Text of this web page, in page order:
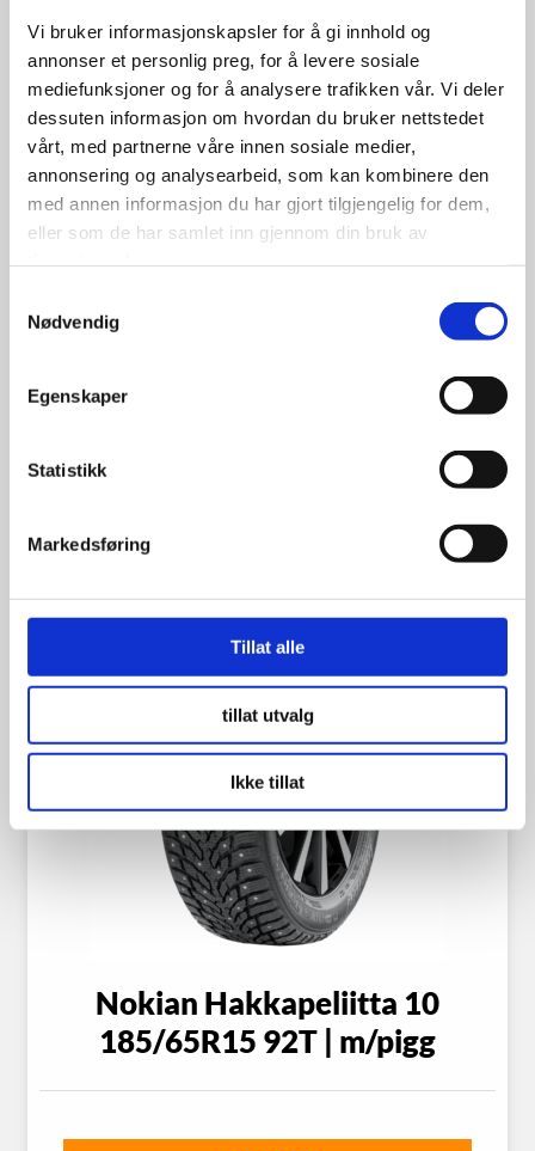
Vi bruker informasjonskapsler for å gi innhold og
annonser et personlig preg, for å levere sosiale
mediefunksjoner og for å analysere trafikken vår. Vi deler
dessuten informasjon om hvordan du bruker nettstedet
vårt, med partnerne våre innen sosiale medier,
annonsering og analysearbeid, som kan kombinere den
med annen informasjon du har gjort tilgjengelig for dem,
eller som de har samlet inn gjennom din bruk av
Nødvendig
Egenskaper
Statistikk
Markedsføring
Tillat alle
tillat utvalg
Ikke tillat
Nokian Hakkapeliitta R5
Nokian Hakkapeliitta 10
185/65R15 92T | m/pigg